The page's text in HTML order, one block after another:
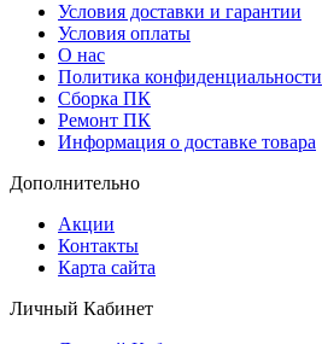
Условия доставки и гарантии
Условия оплаты
О нас
Политика конфиденциальности
Сборка ПК
Ремонт ПК
Информация о доставке товара
Дополнительно
Акции
Контакты
Карта сайта
Личный Кабинет